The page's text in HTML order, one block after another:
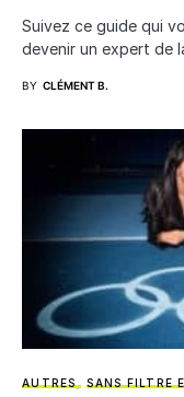
Suivez ce guide qui
devenir un expert de
BY CLÉMENT B.
AUTRES SANS FILTRE